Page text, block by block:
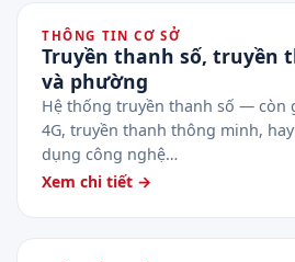
THÔNG TIN CƠ SỞ
Truyền thanh số, truyền
và phường
Hệ thống truyền thanh số — còn
4G, truyền thanh thông minh,
dụng công nghệ…
Xem chi tiết →